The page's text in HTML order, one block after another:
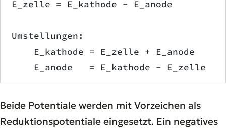
E_zelle = E_kathode − E_anode
Umstellungen:
    E_kathode = E_zelle + E_anode
    E_anode   = E_kathode − E_zelle
Beide Potentiale werden mit Vorzeichen als
Reduktionspotentiale eingesetzt. Ein negatives